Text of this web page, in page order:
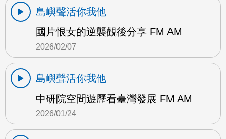
島嶼聲活你我他
國片恨女的逆襲觀後分享 FM AM
2026/02/07
島嶼聲活你我他
中研院空間遊歷看臺灣發展 FM AM
2026/01/24